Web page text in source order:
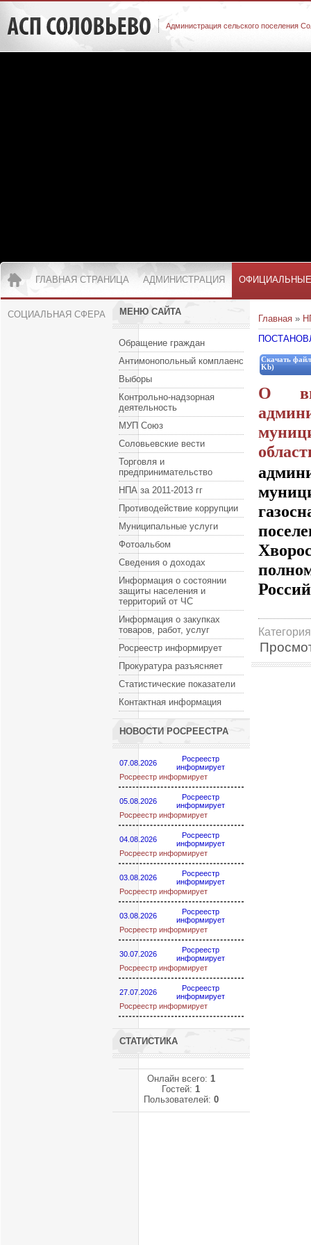
Администрация сельского поселения
ГЛАВНАЯ СТРАНИЦА АДМИНИСТРАЦИЯ
СОЦИАЛЬНАЯ СФЕРА МЕНЮ САЙТА
Обращение граждан
Антимонопольный комплаенс
Выборы
Контрольно-надзорная
деятельность
МУП Союз
Соловьевские вести
Торговля и
предпринимательство
НПА за 2011-2013 гг
Противодействие коррупции
Муниципальные услуги
Фотоальбом
Сведения о доходах
Информация о состоянии
защиты населения и
территорий от ЧС
Информация о закупках
товаров, работ, услуг
Росреестр информирует
Прокуратура разъясняет
Статистические показатели
Контактная информация
НОВОСТИ РОСРЕЕСТРА
07.08.2026
Росреестр
информирует
Росреестр информирует
05.08.2026
Росреестр
информирует
Росреестр информирует
04.08.2026
Росреестр
информирует
Росреестр информирует
03.08.2026
Росреестр
информирует
Росреестр информирует
03.08.2026
Росреестр
информирует
Росреестр информирует
30.07.2026
Росреестр
информирует
Росреестр информирует
27.07.2026
Росреестр
информирует
Росреестр информирует
СТАТИСТИКА
Онлайн всего: 1
Гостей:1
Пользователей: 0
Главная »
Скачать
Kb)
О
Категория